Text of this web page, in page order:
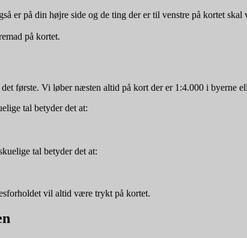
er på din højre side og de ting der er til venstre på kortet skal
på kortet.
første. Vi løber næsten altid på kort der er 1:4.000 i byerne
tal betyder det at:
tal betyder det at:
vil altid være trykt på kortet.